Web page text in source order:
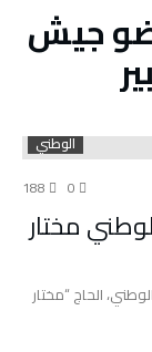
جيش
الوطني
188
مختار
الحاج “مختار